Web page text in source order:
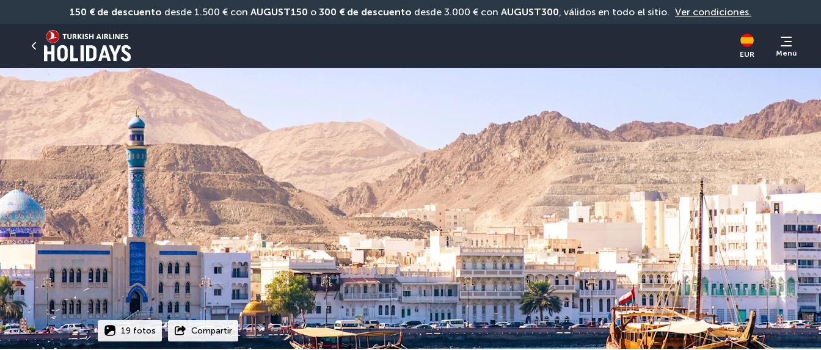
150 € de descuento desde 1.500 € con AUGUST150 o 300 € de descuento desde 3.000 € con AUGUST300, válidos en todo el sitio. Ver condiciones.
EUR Menú
19 fotos Compartir